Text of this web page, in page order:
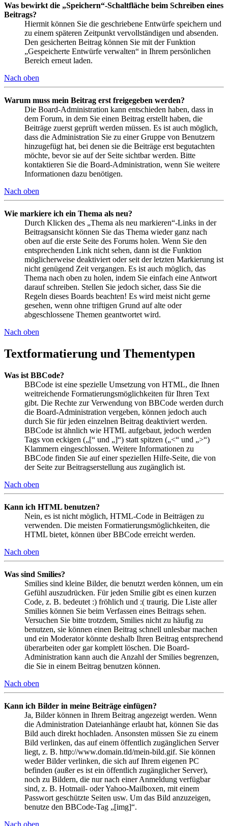
Was bewirkt die „Speichern“-Schaltfläche beim Schreiben eines
Beitrags?
Hiermit können Sie die geschriebene Entwürfe speichern und
zu einem späteren Zeitpunkt vervollständigen und absenden.
Den gesicherten Beitrag können Sie mit der Funktion
„Gespeicherte Entwürfe verwalten“ in Ihrem persönlichen
Bereich erneut laden.
Nach oben
Warum muss mein Beitrag erst freigegeben werden?
Die Board-Administration kann entschieden haben, dass in
dem Forum, in dem Sie einen Beitrag erstellt haben, die
Beiträge zuerst geprüft werden müssen. Es ist auch möglich,
dass die Administration Sie zu einer Gruppe von Benutzern
hinzugefügt hat, bei denen sie die Beiträge erst begutachten
möchte, bevor sie auf der Seite sichtbar werden. Bitte
kontaktieren Sie die Board-Administration, wenn Sie weitere
Informationen dazu benötigen.
Nach oben
Wie markiere ich ein Thema als neu?
Durch Klicken des „Thema als neu markieren“-Links in der
Beitragsansicht können Sie das Thema wieder ganz nach
oben auf die erste Seite des Forums holen. Wenn Sie den
entsprechenden Link nicht sehen, dann ist die Funktion
möglicherweise deaktiviert oder seit der letzten Markierung ist
nicht genügend Zeit vergangen. Es ist auch möglich, das
Thema nach oben zu holen, indem Sie einfach eine Antwort
darauf schreiben. Stellen Sie jedoch sicher, dass Sie die
Regeln dieses Boards beachten! Es wird meist nicht gerne
gesehen, wenn ohne triftigen Grund auf alte oder
abgeschlossene Themen geantwortet wird.
Nach oben
Textformatierung und Thementypen
Was ist BBCode?
BBCode ist eine spezielle Umsetzung von HTML, die Ihnen
weitreichende Formatierungsmöglichkeiten für Ihren Text
gibt. Die Rechte zur Verwendung von BBCode werden durch
die Board-Administration vergeben, können jedoch auch
durch Sie für jeden einzelnen Beitrag deaktiviert werden.
BBCode ist ähnlich wie HTML aufgebaut, jedoch werden
Tags von eckigen („[“ und „]“) statt spitzen („<“ und „>“)
Klammern eingeschlossen. Weitere Informationen zu
BBCode finden Sie auf einer speziellen Hilfe-Seite, die von
der Seite zur Beitragserstellung aus zugänglich ist.
Nach oben
Kann ich HTML benutzen?
Nein, es ist nicht möglich, HTML-Code in Beiträgen zu
verwenden. Die meisten Formatierungsmöglichkeiten, die
HTML bietet, können über BBCode erreicht werden.
Nach oben
Was sind Smilies?
Smilies sind kleine Bilder, die benutzt werden können, um ein
Gefühl auszudrücken. Für jeden Smilie gibt es einen kurzen
Code, z. B. bedeutet :) fröhlich und :( traurig. Die Liste aller
Smilies können Sie beim Verfassen eines Beitrags sehen.
Versuchen Sie bitte trotzdem, Smilies nicht zu häufig zu
benutzen, sie können einen Beitrag schnell unlesbar machen
und ein Moderator könnte deshalb Ihren Beitrag entsprechend
überarbeiten oder gar komplett löschen. Die Board-
Administration kann auch die Anzahl der Smilies begrenzen,
die Sie in einem Beitrag benutzen können.
Nach oben
Kann ich Bilder in meine Beiträge einfügen?
Ja, Bilder können in Ihrem Beitrag angezeigt werden. Wenn
die Administration Dateianhänge erlaubt hat, können Sie das
Bild auch direkt hochladen. Ansonsten müssen Sie zu einem
Bild verlinken, das auf einem öffentlich zugänglichen Server
liegt, z. B. http://www.domain.tld/mein-bild.gif. Sie können
weder Bilder verlinken, die sich auf Ihrem eigenen PC
befinden (außer es ist ein öffentlich zugänglicher Server),
noch zu Bildern, die nur nach einer Anmeldung verfügbar
sind, z. B. Hotmail- oder Yahoo-Mailboxen, mit einem
Passwort geschützte Seiten usw. Um das Bild anzuzeigen,
benutze den BBCode-Tag „[img]“.
Nach oben